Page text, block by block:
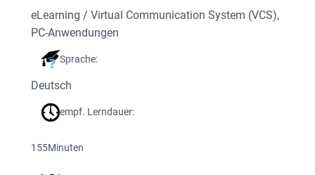
eLearning / Virtual Communication System (VCS),
PC-Anwendungen
Sprache:
Deutsch
empf. Lerndauer:
155Minuten